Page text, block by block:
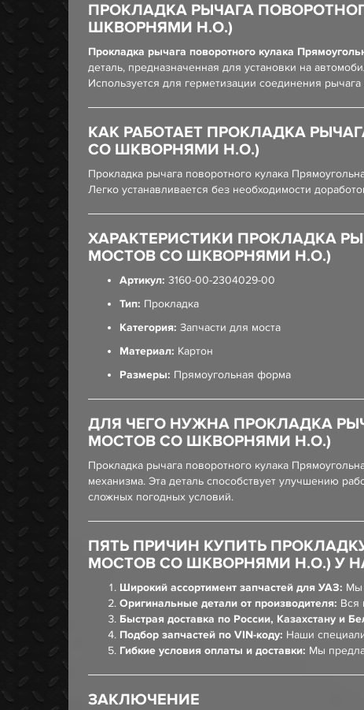
ПРОКЛАДКА РЫЧАГА
ШКВОРНЯМИ Н.О.)
Прокладка рычага поворотного кулака
деталь, предназначенная для установки на
Используется для герметизации соединения
КАК РАБОТАЕТ ПРОКЛАДКА
СО ШКВОРНЯМИ Н.О.)
Прокладка рычага поворотного кулака
Легко устанавливается без необходимости
ХАРАКТЕРИСТИКИ ПРОКЛАДКА
МОСТОВ СО ШКВОРНЯМИ Н.О.)
Артикул: 3160-00-2304029-00
Тип: Прокладка
Категория: Запчасти для моста
Материал: Картон
Размеры: Прямоугольная форма
ДЛЯ ЧЕГО НУЖНА ПРОКЛАДКА
МОСТОВ СО ШКВОРНЯМИ Н.О.)
Прокладка рычага поворотного кулака
механизма. Эта деталь способствует улучшению
сложных погодных условий.
ПЯТЬ ПРИЧИН КУПИТЬ
МОСТОВ СО ШКВОРНЯМИ Н.О.) У
Широкий ассортимент запчастей для УАЗ: Мы
Оригинальные детали от производителя: Вся
Быстрая доставка по России, Казахстану и
Подбор запчастей по VIN-коду: Наши
Гибкие условия оплаты и доставки: Мы
ЗАКЛЮЧЕНИЕ